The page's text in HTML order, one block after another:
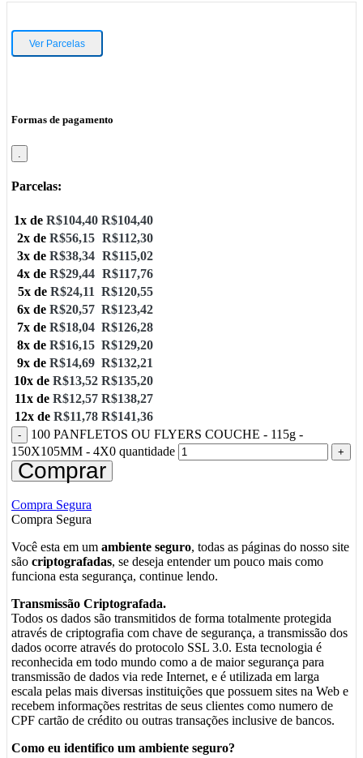
Ver Parcelas
Formas de pagamento
Parcelas:
1x de R$104,40 R$104,40
2x de R$56,15 R$112,30
3x de R$38,34 R$115,02
4x de R$29,44 R$117,76
5x de R$24,11 R$120,55
6x de R$20,57 R$123,42
7x de R$18,04 R$126,28
8x de R$16,15 R$129,20
9x de R$14,69 R$132,21
10x de R$13,52 R$135,20
11x de R$12,57 R$138,27
12x de R$11,78 R$141,36
100 PANFLETOS OU FLYERS COUCHE - 115g -
150X105MM - 4X0 quantidade
Comprar
Compra Segura
Compra Segura
Você esta em um ambiente seguro, todas as páginas do nosso site
são criptografadas, se deseja entender um pouco mais como
funciona esta segurança, continue lendo.
Transmissão Criptografada.
Todos os dados são transmitidos de forma totalmente protegida
através de criptografia com chave de segurança, a transmissão dos
dados ocorre através do protocolo SSL 3.0. Esta tecnologia é
reconhecida em todo mundo como a de maior segurança para
transmissão de dados via rede Internet, e é utilizada em larga
escala pelas mais diversas instituições que possuem sites na Web e
recebem informações restritas de seus clientes como numero de
CPF cartão de crédito ou outras transações inclusive de bancos.
Como eu identifico um ambiente seguro?